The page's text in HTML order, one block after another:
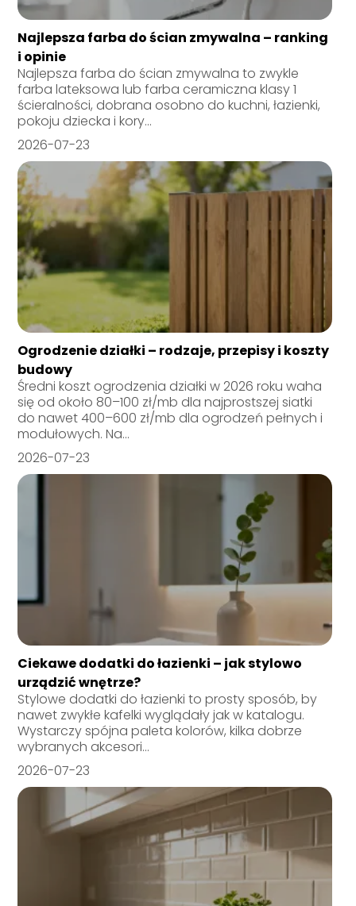
Najlepsza farba do ścian zmywalna – ranking
i opinie
Najlepsza farba do ścian zmywalna to zwykle
farba lateksowa lub farba ceramiczna klasy 1
ścieralności, dobrana osobno do kuchni, łazienki,
pokoju dziecka i kory...
2026-07-23
Ogrodzenie działki – rodzaje, przepisy i koszty
budowy
Średni koszt ogrodzenia działki w 2026 roku waha
się od około 80–100 zł/mb dla najprostszej siatki
do nawet 400–600 zł/mb dla ogrodzeń pełnych i
modułowych. Na...
2026-07-23
Ciekawe dodatki do łazienki – jak stylowo
urządzić wnętrze?
Stylowe dodatki do łazienki to prosty sposób, by
nawet zwykłe kafelki wyglądały jak w katalogu.
Wystarczy spójna paleta kolorów, kilka dobrze
wybranych akcesori...
2026-07-23